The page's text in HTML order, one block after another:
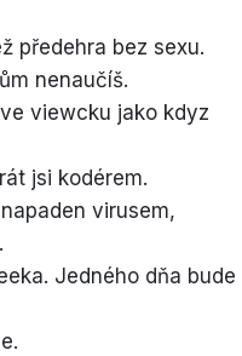
předehra bez sexu.
nenaučíš.
viewcku jako kdyz
jsi kodérem.
virusem,
Jedného dňa bude